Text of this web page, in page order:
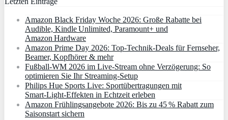
Amazon Black Friday Woche 2026: Große Rabatte bei
Audible, Kindle Unlimited, Paramount+ und
Amazon Hardware
Amazon Prime Day 2026: Top-Technik-Deals für Fernseher,
Beamer, Kopfhörer & mehr
Fußball-WM 2026 im Live-Stream ohne Verzögerung: So
optimieren Sie Ihr Streaming-Setup
Philips Hue Sports Live: Sportübertragungen mit
Smart‑Light‑Effekten in Echtzeit erleben
Amazon Frühlingsangebote 2026: Bis zu 45 % Rabatt zum
Saisonstart sichern